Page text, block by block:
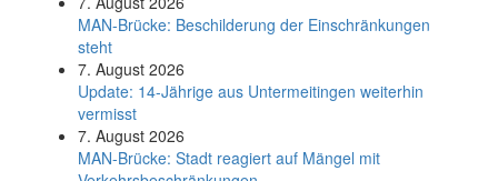
MAN-Brücke: Beschilderung der Einschränkungen
steht
7. August 2026
Update: 14-Jährige aus Untermeitingen weiterhin
vermisst
7. August 2026
MAN-Brücke: Stadt reagiert auf Mängel mit